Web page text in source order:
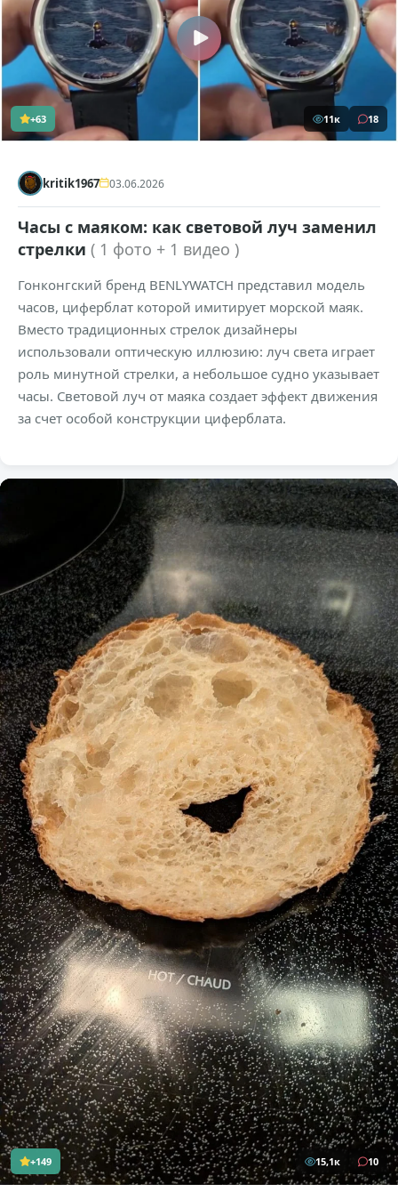
+63 11к 18
kritik1967 03.06.2026
Часы с маяком: как световой луч заменил
стрелки ( 1 фото + 1 видео )
Гонконгский бренд BENLYWATCH представил модель
часов, циферблат которой имитирует морской маяк.
Вместо традиционных стрелок дизайнеры
использовали оптическую иллюзию: луч света играет
роль минутной стрелки, а небольшое судно указывает
часы. Световой луч от маяка создает эффект движения
за счет особой конструкции циферблата.
+149 15,1к 10